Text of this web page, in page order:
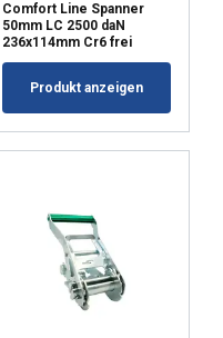
Comfort Line Spanner
50mm LC 2500 daN
236x114mm Cr6 frei
Produkt anzeigen